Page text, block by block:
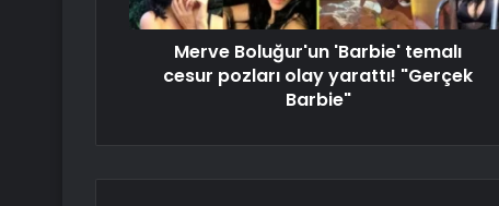
Merve Boluğur'un 'Barbie' temalı
cesur pozları olay yarattı! "Gerçek
Barbie"